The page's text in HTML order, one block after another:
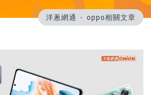
洋蔥網通 oppo相關文章